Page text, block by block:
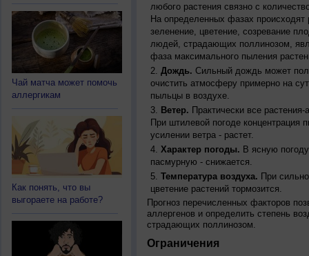
Чай матча может помочь
аллергикам
Как понять, что вы
выгораете на работе?
любого растения связно с
На определенных фазах происходят
зеленение, цветение, созревание
людей, страдающих поллинозом,
фаза максимального пыления
Дождь. Сильный дождь может
очистить атмосферу примерно на
пыльцы в воздухе.
Ветер. Практически все
При штилевой погоде
усилении ветра - растет.
Характер погоды. В ясную
пасмурную - снижается.
Температура воздуха. При
цветение растений тормозится.
Прогноз перечисленных факторов
аллергенов и определить степень
страдающих поллинозом.
Ограничения